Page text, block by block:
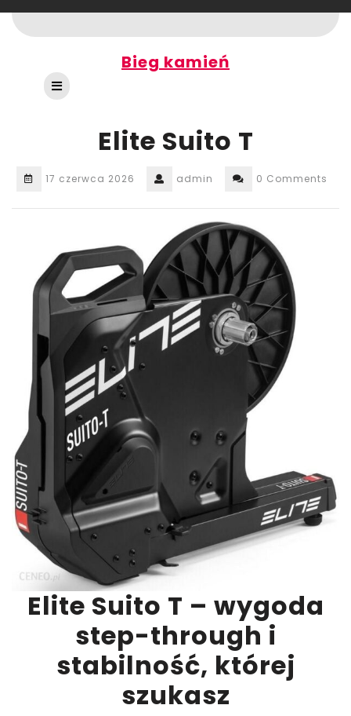
to
content
Bieg kamień
Open
Button
Elite Suito T
17 czerwca 2026 admin 0 Comments
Elite Suito T – wygoda
step-through i
stabilność, której
szukasz